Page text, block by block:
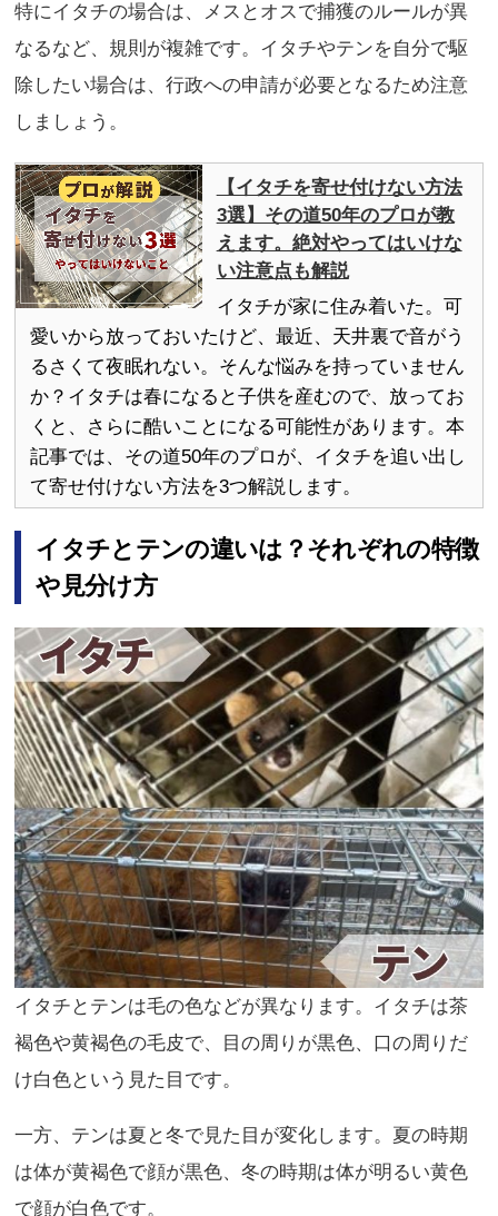
特にイタチの場合は、メスとオスで捕獲のルールが異
なるなど、規則が複雑です。イタチやテンを自分で駆
除したい場合は、行政への申請が必要となるため注意
しましょう。
【イタチを寄せ付けない方法
3選】その道50年のプロが教
えます。絶対やってはいけな
い注意点も解説
イタチが家に住み着いた。可
愛いから放っておいたけど、最近、天井裏で音がう
るさくて夜眠れない。そんな悩みを持っていません
か？イタチは春になると子供を産むので、放ってお
くと、さらに酷いことになる可能性があります。本
記事では、その道50年のプロが、イタチを追い出し
て寄せ付けない方法を3つ解説します。
イタチとテンの違いは？それぞれの特徴
や見分け方
イタチとテンは毛の色などが異なります。イタチは茶
褐色や黄褐色の毛皮で、目の周りが黒色、口の周りだ
け白色という見た目です。
一方、テンは夏と冬で見た目が変化します。夏の時期
は体が黄褐色で顔が黒色、冬の時期は体が明るい黄色
で顔が白色です。